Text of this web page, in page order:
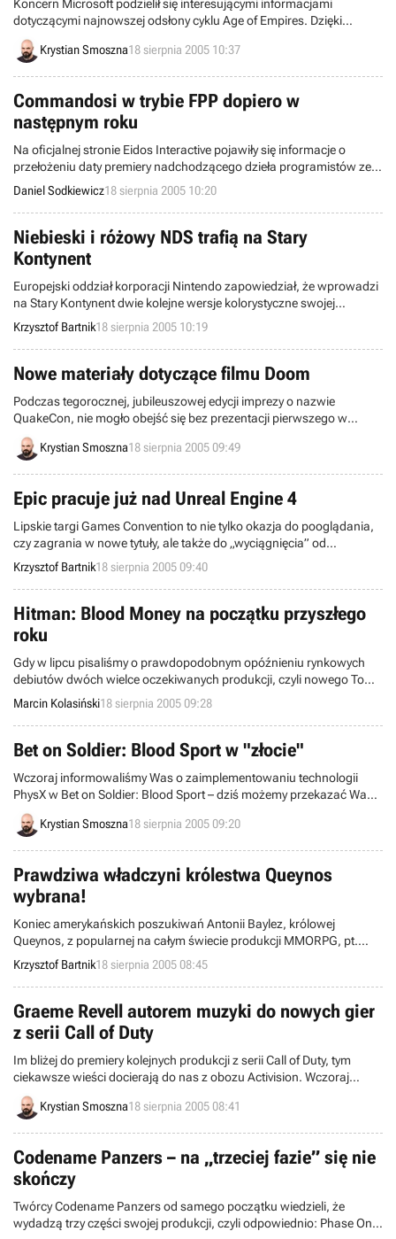
Koncern Microsoft podzielił się interesującymi informacjami
dotyczącymi najnowszej odsłony cyklu Age of Empires. Dzięki
oficjalnemu oświadczeniu prasowemu, poznaliśmy nie tylko datę
premiery gry, ale również szczegóły specjalnej, kolekcjonerskiej
Krystian Smoszna18 sierpnia 2005 10:37
Commandosi w trybie FPP dopiero w
następnym roku
Na oficjalnej stronie Eidos Interactive pojawiły się informacje o
przełożeniu daty premiery nadchodzącego dzieła programistów ze
studia Pyro - nowego wcielenia serii gier strategicznych pt.
Commandos. Okazuje się, iż Commandos: Strike Force, bo o tym
tytule właśnie mowa, trafi na półki sklepowe nie wcześniej niż za
pięć miesięcy.
Daniel Sodkiewicz18 sierpnia 2005 10:20
Niebieski i różowy NDS trafią na Stary
Kontynent
Europejski oddział korporacji Nintendo zapowiedział, że wprowadzi
na Stary Kontynent dwie kolejne wersje kolorystyczne swojej
najnowszej konsoli przenośnej, tj. DualScreen. Zarówno różowa, jak
i niebieska odmiana handhelda trafią do sprzedaży dokładnie 7
października.
Krzysztof Bartnik18 sierpnia 2005 10:19
Nowe materiały dotyczące filmu Doom
Podczas tegorocznej, jubileuszowej edycji imprezy o nazwie
QuakeCon, nie mogło obejść się bez prezentacji pierwszego w
dziejach id Software filmu stworzonego na podstawie jednej z gier
tej firmy. Chodzi oczywiście o produkcję Doom, która wejdzie na
Krystian Smoszna18 sierpnia 2005 09:49
Epic pracuje już nad Unreal Engine 4
Lipskie targi Games Convention to nie tylko okazja do pooglądania,
czy zagrania w nowe tytuły, ale także do „wyciągnięcia” od
developerów informacji odnośnie projektów, nad którymi aktualnie
pracują. Tym tropem poszli redaktorzy zachodniego serwisu
Computer and Video Games i dowiedzieli się o... Unreal Engine 4!
Krzysztof Bartnik18 sierpnia 2005 09:40
Hitman: Blood Money na początku przyszłego
roku
Gdy w lipcu pisaliśmy o prawdopodobnym opóźnieniu rynkowych
debiutów dwóch wielce oczekiwanych produkcji, czyli nowego Tomb
Raidera i czwartego Hitmana, nie mogliśmy podać konkretnych
terminów ich wydania. Natomiast dziś dysponujemy szczegółowymi
informacjami odnośnie daty premiery drugiej z w/w pozycji, czyli
Hitman: Blood Money.
Marcin Kolasiński18 sierpnia 2005 09:28
Bet on Soldier: Blood Sport w "złocie"
Wczoraj informowaliśmy Was o zaimplementowaniu technologii
PhysX w Bet on Soldier: Blood Sport – dziś możemy przekazać Wam
kolejne wieści dotyczące tej gry. Niemiecka wersja programu
uzyskała „złoty” status, a co za tym idzie, powędrowała już do
Krystian Smoszna18 sierpnia 2005 09:20
Prawdziwa władczyni królestwa Queynos
wybrana!
Koniec amerykańskich poszukiwań Antonii Baylez, królowej
Queynos, z popularnej na całym świecie produkcji MMORPG, pt.
EverQuest II. Została nią Anna Wainscoat, która pochodzi z
Kalifornii, jest graczem i ma różne osiągnięcia w sporcie, tańcu, czy
dziennikarstwie. „Koronacja” wybranej niewiasty odbyła się w
ostatnią sobotę, 13 sierpnia, na imprezie zorganizowanej Las
Vegas.
Krzysztof Bartnik18 sierpnia 2005 08:45
Graeme Revell autorem muzyki do nowych gier
z serii Call of Duty
Im bliżej do premiery kolejnych produkcji z serii Call of Duty, tym
ciekawsze wieści docierają do nas z obozu Activision. Wczoraj
przedstawiciele koncernu poinformowali o wyborze kompozytora,
który przygotuje muzykę do nowych odsłon cyklu. Został nim
Krystian Smoszna18 sierpnia 2005 08:41
Codename Panzers – na „trzeciej fazie” się nie
skończy
Twórcy Codename Panzers od samego początku wiedzieli, że
wydadzą trzy części swojej produkcji, czyli odpowiednio: Phase One,